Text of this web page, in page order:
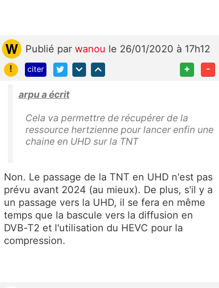
Publié par wanou le 26/01/2020 à 17h12
!
citer + -
arpu a écrit
Cela va permettre de récupérer de la
ressource hertzienne pour lancer enfin une
chaine en UHD sur la TNT
Non. Le passage de la TNT en UHD n'est pas
prévu avant 2024 (au mieux). De plus, s'il y a
un passage vers la UHD, il se fera en même
temps que la bascule vers la diffusion en
DVB-T2 et l'utilisation du HEVC pour la
compression.